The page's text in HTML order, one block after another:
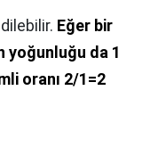
Eğer bir
yoğunluğu da 1
oranı 2/1=2